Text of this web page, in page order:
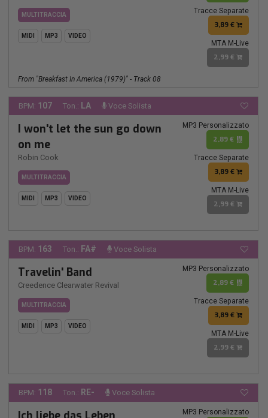
MULTITRACCIA
MIDI MP3 VIDEO
Tracce Separate
3,89 €
MTA M-Live
2,99 €
From "Breakfast In America (1979)" - Track 08
BPM: 107 Ton.: LA Voce Solista
I won't let the sun go down
on me
Robin Cook
MULTITRACCIA
MIDI MP3 VIDEO
MP3 Personalizzato
2,89 €
Tracce Separate
3,89 €
MTA M-Live
2,99 €
BPM: 163 Ton.: FA# Voce Solista
Travelin' Band
Creedence Clearwater Revival
MULTITRACCIA
MIDI MP3 VIDEO
MP3 Personalizzato
2,89 €
Tracce Separate
3,89 €
MTA M-Live
2,99 €
BPM: 118 Ton.: RE- Voce Solista
MP3 Personalizzato